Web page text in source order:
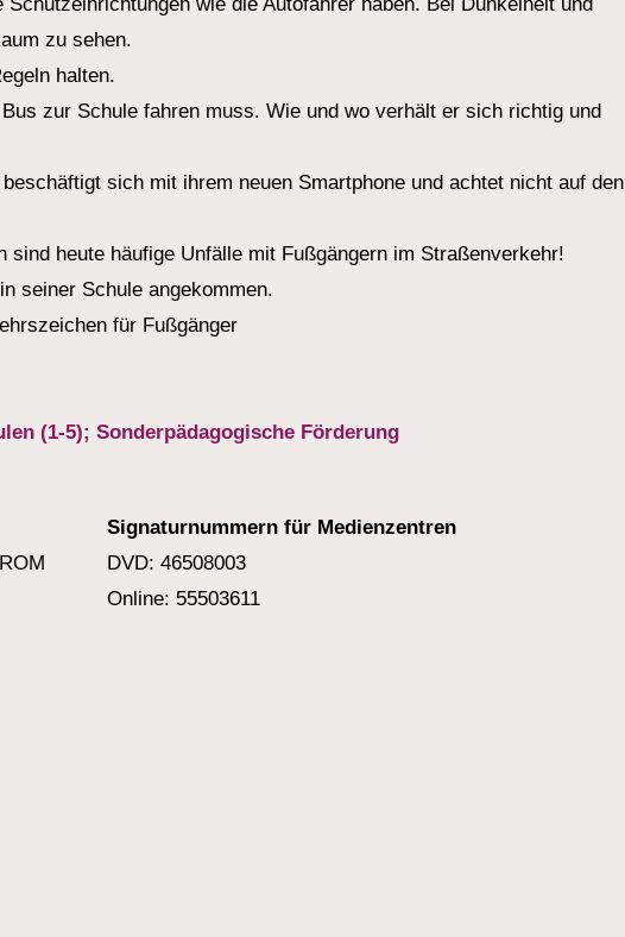
zu sehen.
halten.
zur Schule fahren muss. Wie und wo verhält er sich richtig und
sich mit ihrem neuen Smartphone und achtet nicht auf den
heute häufige Unfälle mit Fußgängern im Straßenverkehr!
seiner Schule angekommen.
für Fußgänger
(1-5); Sonderpädagogische Förderung
Signaturnummern für Medienzentren
DVD: 46508003
Online: 55503611